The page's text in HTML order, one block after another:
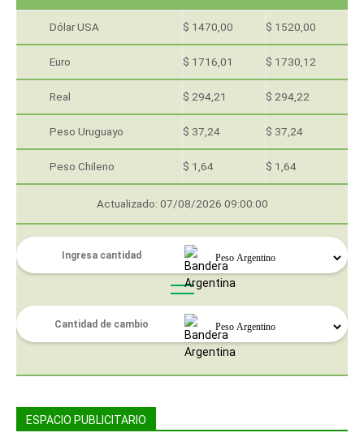
Dólar USA $ 1470,00 $ 1520,00
Euro $ 1716,01 $ 1730,12
Real $ 294,21 $ 294,22
Peso Uruguayo $ 37,24 $ 37,24
Peso Chileno $ 1,64 $ 1,64
Actualizado: 07/08/2026 09:00:00
ESPACIO PUBLICITARIO